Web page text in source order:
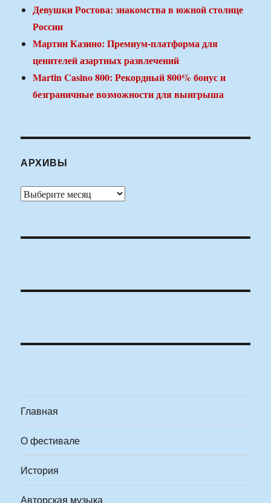
Девушки Ростова: знакомства в южной столице
России
Мартин Казино: Премиум-платформа для
ценителей азартных развлечений
Martin Casino 800: Рекордный 800% бонус и
безграничные возможности для выигрыша
АРХИВЫ
Архивы
Главная
О фестивале
История
Авторская музыка